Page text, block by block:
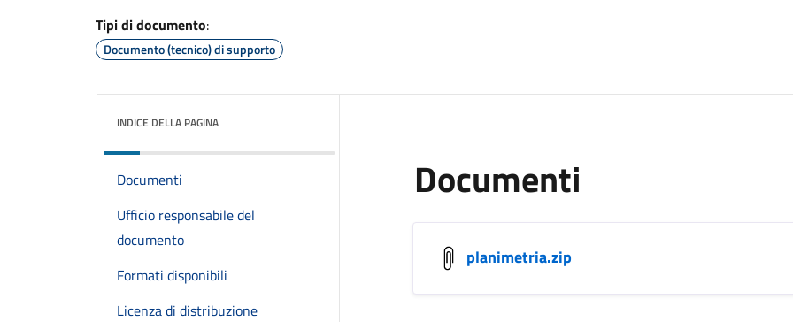
Tipi di documento:
Documento (tecnico) di supporto
INDICE DELLA PAGINA
Documenti
Ufficio responsabile del
documento
Formati disponibili
Licenza di distribuzione
Documenti
planimetria.zip